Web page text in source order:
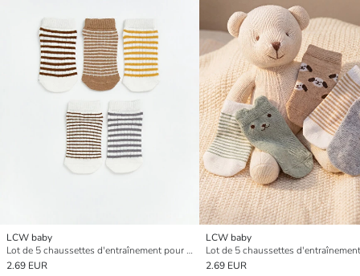
LCW baby
Lot de 5 chaussettes d'entraînement pour bébé garçon
2.69 EUR
LCW baby
2.69 EUR